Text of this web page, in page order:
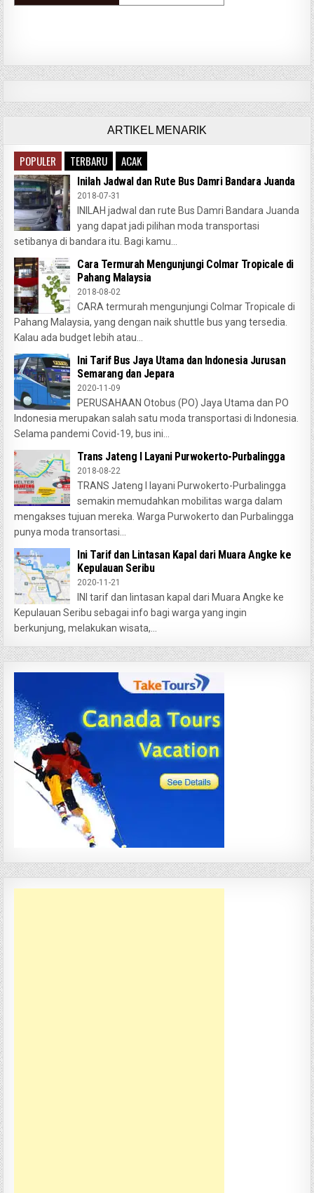
ARTIKEL MENARIK
POPULER TERBARU ACAK
Inilah Jadwal dan Rute Bus Damri Bandara Juanda
2018-07-31
INILAH jadwal dan rute Bus Damri Bandara Juanda
yang dapat jadi pilihan moda transportasi
setibanya di bandara itu. Bagi kamu...
Cara Termurah Mengunjungi Colmar Tropicale di
Pahang Malaysia
2018-08-02
CARA termurah mengunjungi Colmar Tropicale di
Pahang Malaysia, yang dengan naik shuttle bus yang tersedia.
Kalau ada budget lebih atau...
Ini Tarif Bus Jaya Utama dan Indonesia Jurusan
Semarang dan Jepara
2020-11-09
PERUSAHAAN Otobus (PO) Jaya Utama dan PO
Indonesia merupakan salah satu moda transportasi di Indonesia.
Selama pandemi Covid-19, bus ini...
Trans Jateng I Layani Purwokerto-Purbalingga
2018-08-22
TRANS Jateng I layani Purwokerto-Purbalingga
semakin memudahkan mobilitas warga dalam
mengakses tujuan mereka. Warga Purwokerto dan Purbalingga
punya moda transortasi...
Ini Tarif dan Lintasan Kapal dari Muara Angke ke
Kepulauan Seribu
2020-11-21
INI tarif dan lintasan kapal dari Muara Angke ke
Kepulauan Seribu sebagai info bagi warga yang ingin
berkunjung, melakukan wisata,...